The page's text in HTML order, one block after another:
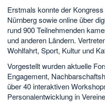
Erstmals konnte der
Nürnberg sowie online über
rund 900 Teilnehmenden
und anderen Ländern.
Wohlfahrt, Sport, Kultur
Vorgestellt wurden aktuelle
Engagement,
über 40 interaktiven
Personalentwicklung in